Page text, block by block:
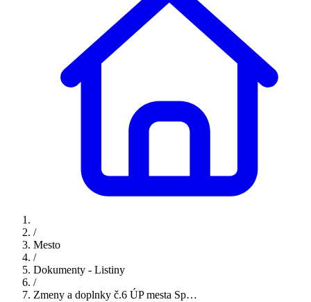
/
Mesto
/
Dokumenty - Listiny
/
Zmeny a doplnky č.6 ÚP mesta Sp…